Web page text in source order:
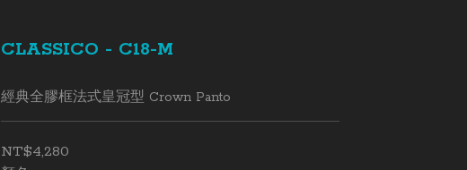
CLASSICO - C18-M
經典全膠框法式皇冠型 Crown Panto
NT$4,280